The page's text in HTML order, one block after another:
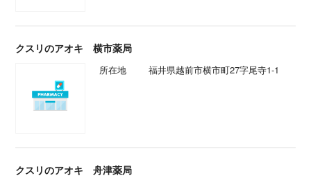
クスリのアオキ 横市薬局
所在地 福井県越前市横市町27字尾寺1-1
クスリのアオキ 舟津薬局